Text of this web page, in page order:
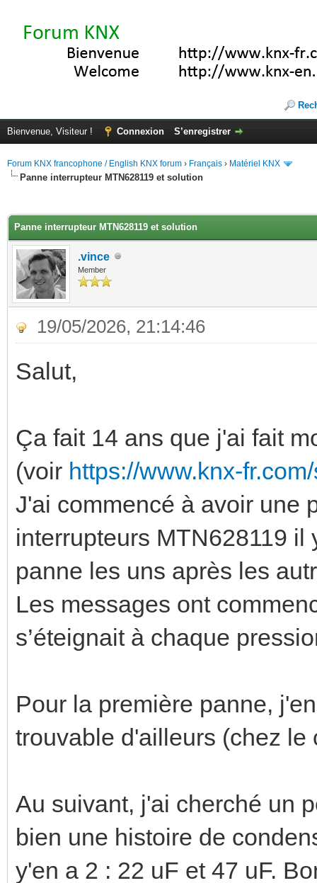
Bienvenue, Visiteur ! Connexion S’enregistrer
Forum KNX francophone / English KNX forum › Français › Matériel KNX
Panne interrupteur MTN628119 et solution
Panne interrupteur MTN628119 et solution
.vince
Member
19/05/2026, 21:14:46
Salut,
Ça fait 14 ans que j'ai fait
(voir https://www.knx-
J'ai commencé à avoir une
interrupteurs MTN628119
panne les uns après les
Les messages ont
s’éteignait à chaque
Pour la première panne,
trouvable d'ailleurs (chez
Au suivant, j'ai cherché un
bien une histoire de
y'en a 2 : 22 uF et 47 uF.